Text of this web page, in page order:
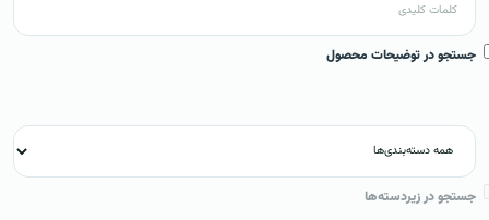
جستجو در توضیحات محصول
جستجو در زیردسته‌ها